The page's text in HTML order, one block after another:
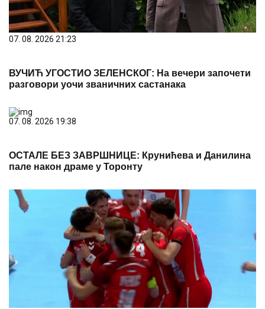
07. 08. 2026 21:23
ВУЧИЋ УГОСТИО ЗЕЛЕНСКОГ: На вечери започети
разговори уочи званичних састанака
07. 08. 2026 19:38
ОСТАЛЕ БЕЗ ЗАВРШНИЦЕ: Крунићева и Данилина
пале након драме у Торонту